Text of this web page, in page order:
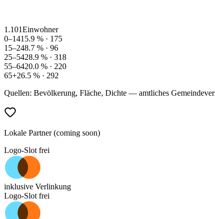
1.101Einwohner
0–1415.9 % · 175
15–248.7 % · 96
25–5428.9 % · 318
55–6420.0 % · 220
65+26.5 % · 292
Quellen: Bevölkerung, Fläche, Dichte — amtliches
Lokale Partner (coming soon)
Logo-Slot frei
inklusive Verlinkung
Logo-Slot frei